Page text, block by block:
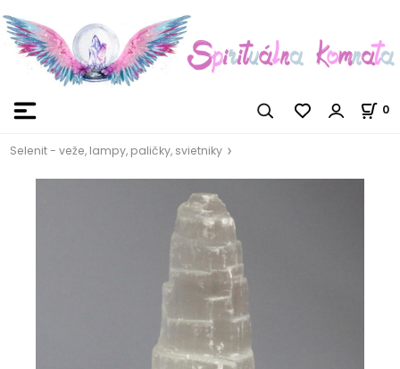
0
Selenit - veže, lampy, paličky, svietniky